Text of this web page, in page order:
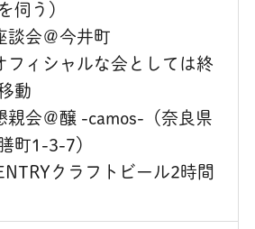
伺う）
会＠今井町
ィシャルな会としては終
動
会＠醸 -camos-（奈良県
町1-3-7）
クラフトビール2時間